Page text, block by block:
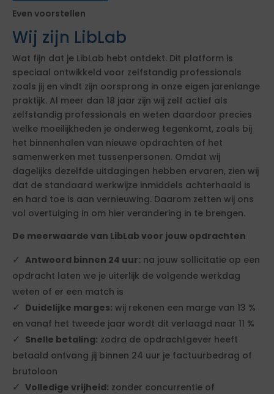
Even voorstellen
Wij zijn LibLab
Wat fijn dat je LibLab hebt ontdekt. Dit platform is
speciaal ontwikkeld voor zelfstandig professionals
zoals jij en vindt zijn oorsprong in onze eigen jarenlange
praktijk. Al meer dan 18 jaar zijn wij zelf actief als
zelfstandig professionals en weten daardoor precies
welke moeilijkheden je onderweg tegenkomt, zoals bij
het binnenhalen van nieuwe opdrachten of het
samenwerken met tussenpersonen. Omdat wij
dagelijks dezelfde uitdagingen hebben ervaren, zien wij
dat de standaard werkwijze inmiddels achterhaald is
en hard toe is aan vernieuwing. Daarom zetten wij ons
vol overtuiging in om hier verandering in te brengen.
De meerwaarde van LibLab voor jouw opdrachten
Antwoord binnen 24 uur: na jouw sollicitatie op een
opdracht laten we je uiterlijk de volgende werkdag
weten of er een match is
Duidelijke marges: wij rekenen een marge van 13 %
en vanaf het tweede jaar wordt dit verlaagd naar 11 %
Snelle betaling: zodra de opdrachtgever heeft
betaald ontvang jij binnen 24 uur je factuurbedrag of
brutoloon
Volledige vrijheid: zonder concurrentie of